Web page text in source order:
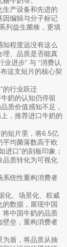
生产设备和先进的
因编辑与分子标记
列益生菌株，更填
程度远没有这么
理、品质是否能真
进步” 与 “消费认
这支短片的核心契
的行业跃迁
奶的认知仍停留
质价值感知不足，
，推荐进口牛奶的
短片里，将6.5亿
平均菌落数高于欧
进口”的刻板印象；
品质转化为可视化
系统性重构消费者
化、场景化、权威
数据，展现中国
将中国牛奶的品质
壁垒，重构消费者
为盾，将品质从抽